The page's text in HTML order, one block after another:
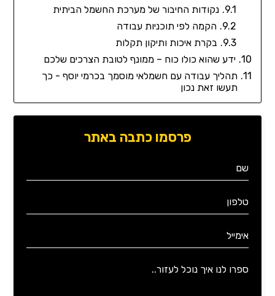
נקודות החיבור של מערכת החשמל הביתית
הקמה לפי תוכניות עבודה
בקרת איכות ותיקון תקלות
ידע שהוא כולו כוח – ממונף לטובת הצרכים שלכם
תהליך עבודה עם חשמלאי מוסמך בכרמי יוסף - כך
תעשו זאת נכון
פרסמו כתבה באתר